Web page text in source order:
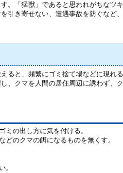
。「猛獣」であると思われがちなツ
引き寄せない、遭遇事故を防ぐなど
ると、頻繁にゴミ捨て場などに現れ
、クマを人間の居住周辺に誘わず、
ミの出し方に気を付ける。
のクマの餌になるものを無くす。
。